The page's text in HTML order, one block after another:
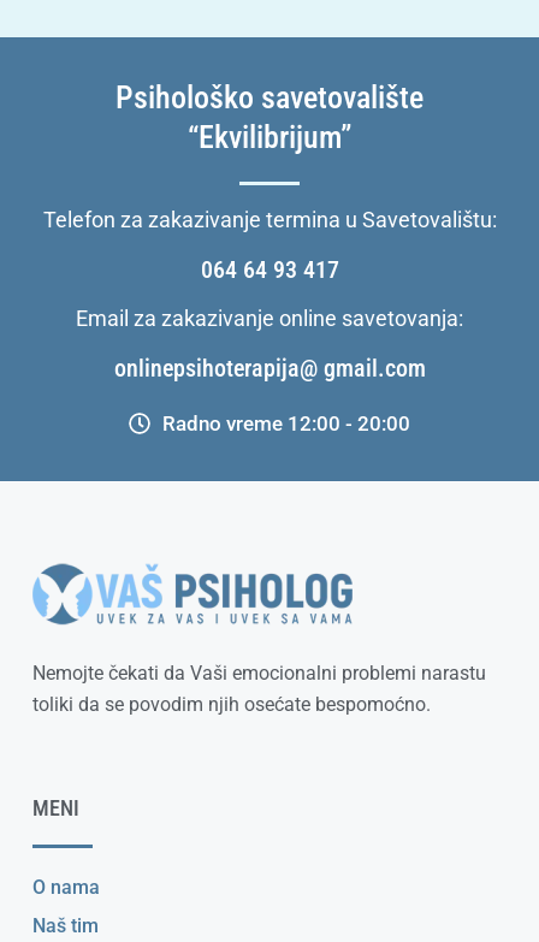
Psihološko savetovalište
“Ekvilibrijum”
Telefon za zakazivanje termina u Savetovalištu:
064 64 93 417
Email za zakazivanje online savetovanja:
onlinepsihoterapija@ gmail.com
Radno vreme 12:00 - 20:00
Nemojte čekati da Vaši emocionalni problemi narastu
toliki da se povodim njih osećate bespomoćno.
MENI
O nama
Naš tim